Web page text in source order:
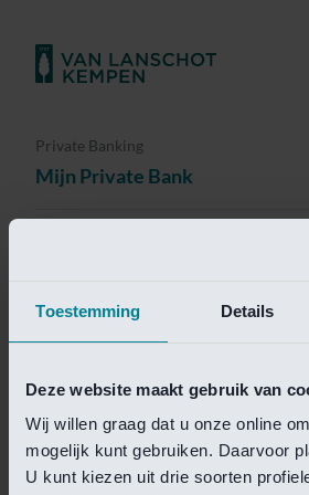
Toestemming Details
Deze website maakt gebruik van
Wij willen graag dat u onze online
mogelijk kunt gebruiken. Daarvoor
U kunt kiezen uit drie soorten
Private Banking
Mijn Private Bank
Helaas is deze